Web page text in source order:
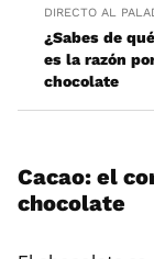
DIRECTO AL
¿Sabes de
es la razón
chocolate
Cacao: el
chocolate